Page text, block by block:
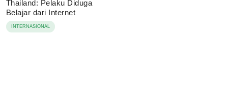
Thailand: Pelaku Diduga
Belajar dari Internet
INTERNASIONAL